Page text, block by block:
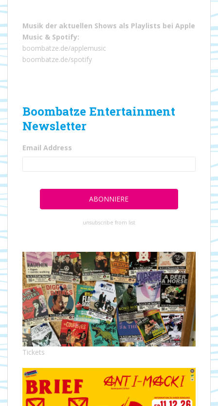
Musik der aktuellen Shows als Playlists bei Apple
Music & Spotify:
boombatze.de/applemusic
boombatze.de/spotify
Boombatze Entertainment
Newsletter
Email Address
unsubscribe from list
Tickets